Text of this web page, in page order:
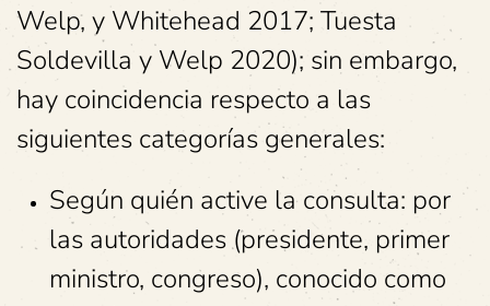
Welp, y Whitehead 2017; Tuesta
Soldevilla y Welp 2020); sin embargo,
hay coincidencia respecto a las
siguientes categorías generales:
Según quién active la consulta: por
las autoridades (presidente, primer
ministro, congreso), conocido como